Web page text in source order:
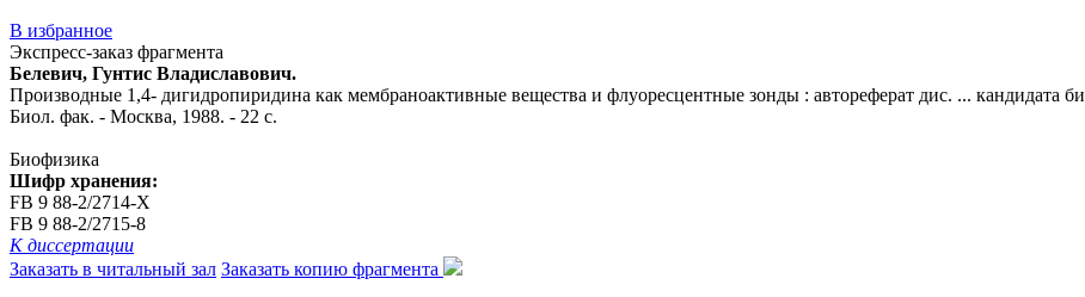
В избранное
Экспресс-заказ фрагмента
Белевич, Гунтис Владиславович.
Производные 1,4- дигидропиридина как мембраноактивные вещества и флуоресцентные зонды : автореферат дис. ...
Биол. фак. - Москва, 1988. - 22 с.
Биофизика
Шифр хранения:
FB 9 88-2/2714-Х
FB 9 88-2/2715-8
К диссертации
Заказать в читальный зал Заказать копию фрагмента